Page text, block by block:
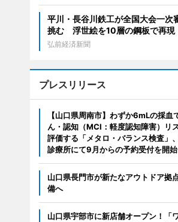
平川・長谷川鉄工が全国大会一次
挑む 浮世絵を10層の鋼板で再現
弘前経済新聞
プレスリリース
【山口県周南市】わずか6mLの採血
ん・認知（MCI：軽度認知障害）リ
評価する「メタロ・バランス検査」
診療所にて9月からの予約受付を開始
山口県長門市が新たなアウトドア拠
備へ
山口県宇部市に新店舗オープン！「